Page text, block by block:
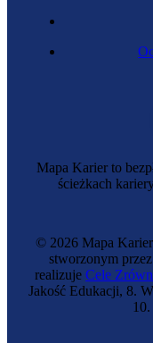
Mapa Karier to
ścieżkach
© 2026 Mapa
stworzonym przez
realizuje Cele
Jakość Edukacji, 8.